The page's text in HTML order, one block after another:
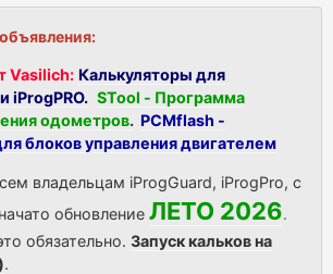
Vasilich: Калькуляторы для
iProgPRO. STool - Программа
одометров. PCMflash -
блоков управления двигателем
владельцам iProgGuard, iProgPro, с
обновление ЛЕТО 2026.
обязательно. Запуск кальков на
.